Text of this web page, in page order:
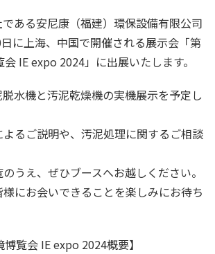
ある安尼康（福建）環保設備有限公司
に上海、中国で開催される展示会「第
IE expo 2024」に出展いたします。
水機と汚泥乾燥機の実機展示を予定し
よるご説明や、汚泥処理に関するご相談
うえ、ぜひブースへお越しください。
にお会いできることを楽しみにお待ち
博覧会 IE expo 2024概要】